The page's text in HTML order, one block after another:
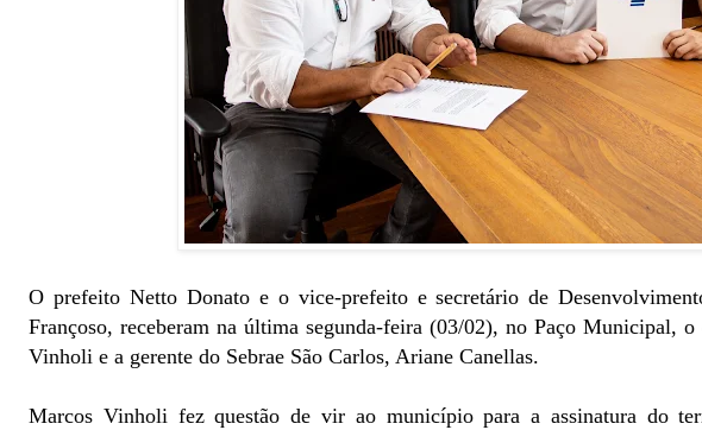
O prefeito Netto Donato e o vice-prefeito e secretário de
Françoso, receberam na última segunda-feira (03/02), no Paço Municipal,
Vinholi e a gerente do Sebrae São Carlos, Ariane Canellas.
Marcos Vinholi fez questão de vir ao município para a assinatura do